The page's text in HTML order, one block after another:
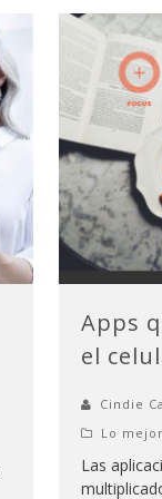
Apps
el
Cindie
Lo
Las